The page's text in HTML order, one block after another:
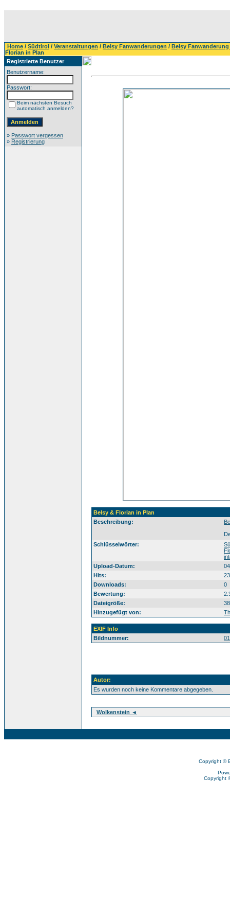
Home / Südtirol / Veranstaltungen / Belsy Fanwanderungen / Belsy Fanwanderung
Florian in Plan
Registrierte Benutzer
Benutzername:
Passwort:
Beim nächsten Besuch
automatisch anmelden?
» Passwort vergessen
» Registrierung
Belsy & Florian in Plan
Beschreibung:
Schlüsselwörter:
Upload-Datum:
Hits:
Downloads:
0
Bewertung:
Dateigröße:
Hinzugefügt von:
EXIF Info
Bildnummer:
Autor:
Es wurden noch keine Kommentare abgegeben.
Wolkenstein ◄
Copyright ©
Copyright